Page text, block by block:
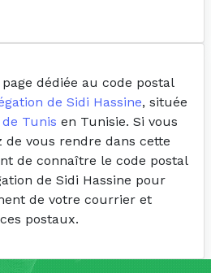
dédiée au code postal
de Sidi Hassine, située
Tunis en Tunisie. Si vous
de vous rendre dans cette
de connaître le code postal
de Sidi Hassine pour
de votre courrier et
postaux.